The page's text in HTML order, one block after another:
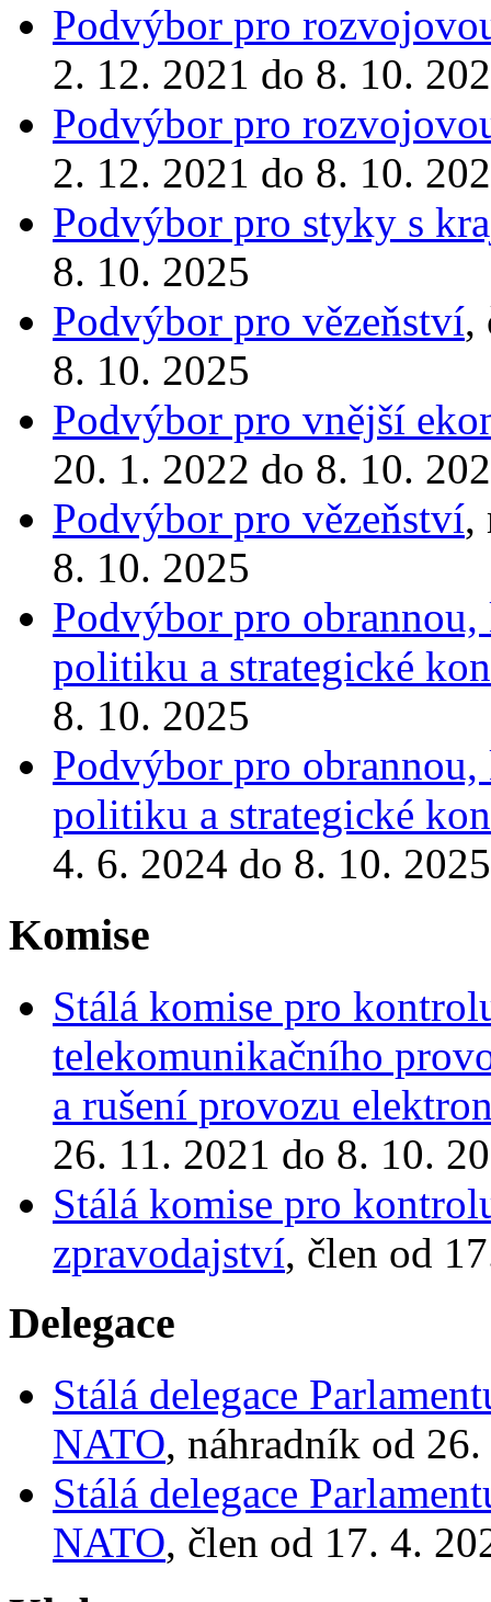
Podvýbor pro
2. 12. 2021 do 8. 10.
Podvýbor pro
2. 12. 2021 do 8. 10.
Podvýbor pro styky s
8. 10. 2025
Podvýbor pro vězeňství,
8. 10. 2025
Podvýbor pro vnější
20. 1. 2022 do 8. 10.
Podvýbor pro vězeňství,
8. 10. 2025
Podvýbor pro
politiku a strategické
8. 10. 2025
Podvýbor pro
politiku a strategické
4. 6. 2024 do 8. 10. 2025
Komise
Stálá komise pro
telekomunikačního
a rušení provozu
26. 11. 2021 do 8. 10.
Stálá komise pro
zpravodajství, člen od
Delegace
Stálá delegace
NATO, náhradník od
Stálá delegace
NATO, člen od 17. 4.